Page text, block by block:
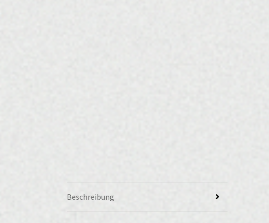
Beschreibung